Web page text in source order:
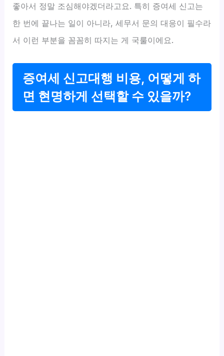
좋아서 정말 조심해야겠더라고요. 특히 증여세 신고는
한 번에 끝나는 일이 아니라, 세무서 문의 대응이 필수라
서 이런 부분을 꼼꼼히 따지는 게 국룰이에요.
증여세 신고대행 비용, 어떻게 하
면 현명하게 선택할 수 있을까?